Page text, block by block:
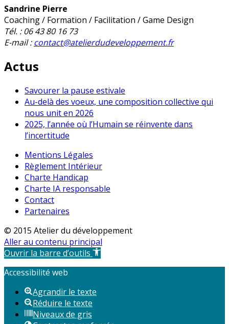
Sandrine Pierre
Coaching / Formation / Facilitation / Game Design
Tél. : 06 43 80 16 73
E-mail :contact@atelierdudeveloppement.fr
Actus
Savourer la pause estivale
Au-delà des voeux, une composition collective qui
nous unit en 2026
2025, l’année où l’Humain se réinvente dans
l’incertitude
Mentions Légales
Règlement Intérieur
Charte Handicap
Charte IA responsable
Contact
Partenaires
© 2015 Atelier du développement
Aller au contenu principal
Ouvrir la barre d’outils
Accessibilité web
Agrandir le texte
Réduire le texte
Niveaux de gris